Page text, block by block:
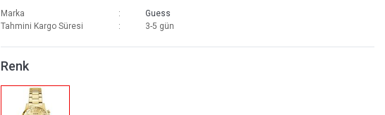
Marka
Guess
Tahmini Kargo Süresi
3-5 gün
Renk